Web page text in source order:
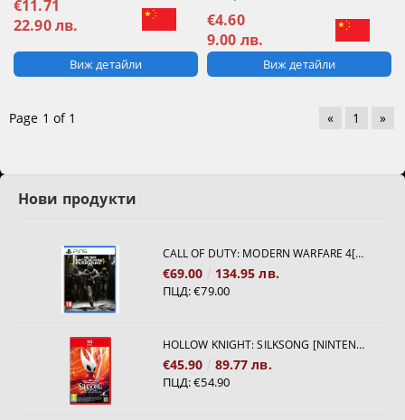
€11.71
22.90 лв.
Виж детайли
€4.60
9.00 лв.
Виж детайли
Page 1 of 1 « 1 »
Нови продукти
CALL OF DUTY: MODERN WARFARE 4[PS5]
€69.00 134.95 лв.
ПЦД:€79.00
HOLLOW KNIGHT: SILKSONG [NINTENDO SWITCH 2]
€45.90 89.77 лв.
ПЦД:€54.90